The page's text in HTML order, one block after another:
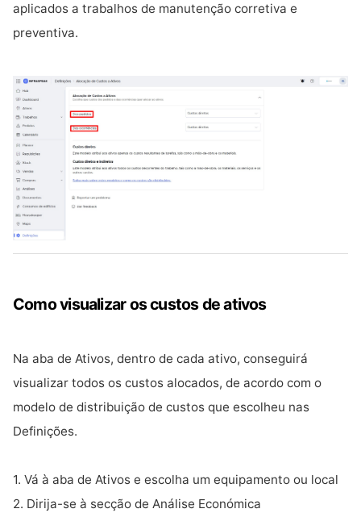
aplicados a trabalhos de manutenção corretiva e
preventiva.
Como visualizar os custos de ativos
Na aba de Ativos, dentro de cada ativo, conseguirá
visualizar todos os custos alocados, de acordo com o
modelo de distribuição de custos que escolheu nas
Definições.
1. Vá à aba de Ativos e escolha um equipamento ou local
2. Dirija-se à secção de Análise Económica